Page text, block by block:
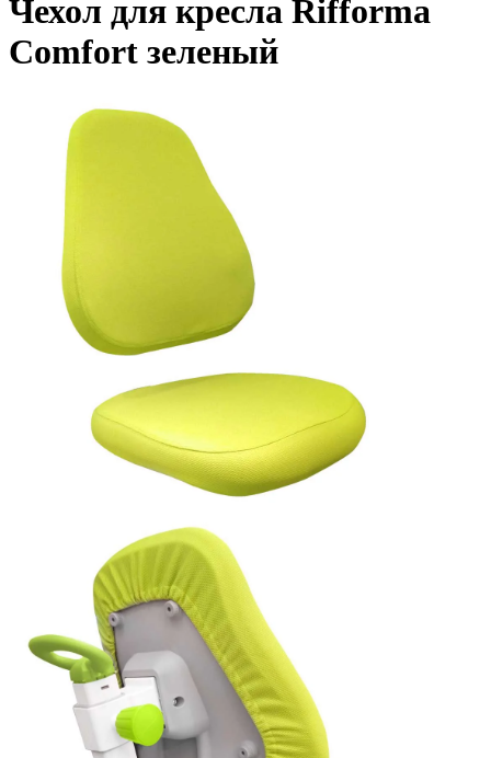
Чехол для кресла Rifforma
Comfort зеленый